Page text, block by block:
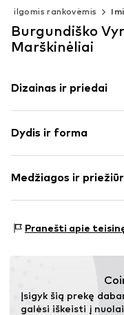
ilgomis rankovėmis
Burgundiško
Marškinėliai
Dizainas ir priedai
plonas trikotažas
V formos iškirptė
Drapiruotas / rauktas
To paties tono
Dydis ir forma
Ilgis: Normalaus
Pritaikomumas:
Dydžių lentelė
Medžiagos ir
Elastanas
Pranešti apie
Įsigyk šią prekę
galėsi iškeisti į